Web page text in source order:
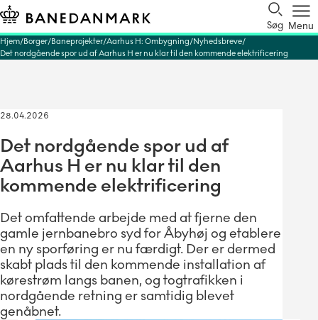
Søg Menu
Hjem Borger Baneprojekter Aarhus H: Ombygning Nyhedsbreve
Det nordgående spor ud af Aarhus H er nu klar til den kommende elektrificering
28.04.2026
Det nordgående spor ud af
Aarhus H er nu klar til den
kommende elektrificering
Det omfattende arbejde med at fjerne den
gamle jernbanebro syd for Åbyhøj og etablere
en ny sporføring er nu færdigt. Der er dermed
skabt plads til den kommende installation af
kørestrøm langs banen, og togtrafikken i
nordgående retning er samtidig blevet
genåbnet.